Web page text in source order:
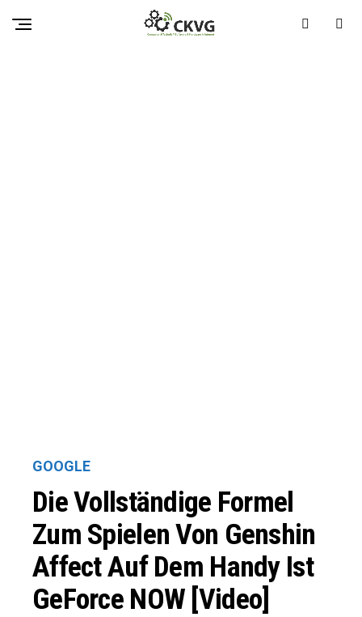
GOOGLE
Die Vollständige Formel
Zum Spielen Von Genshin
Affect Auf Dem Handy Ist
GeForce NOW [Video]